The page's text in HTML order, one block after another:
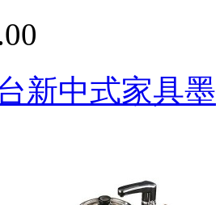
新中式家具墨